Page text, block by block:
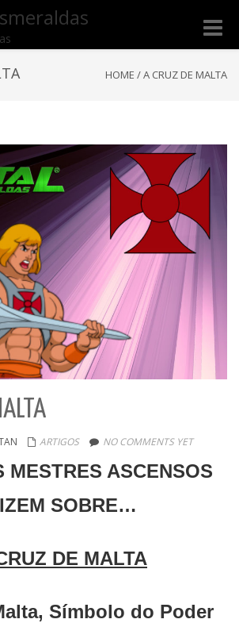
Toggle
HOME /A CRUZ DE MALTA
ARTIGOS NO COMMENTS YET
MESTRES ASCENSOS
SOBRE…
DE MALTA
Símbolo do Poder